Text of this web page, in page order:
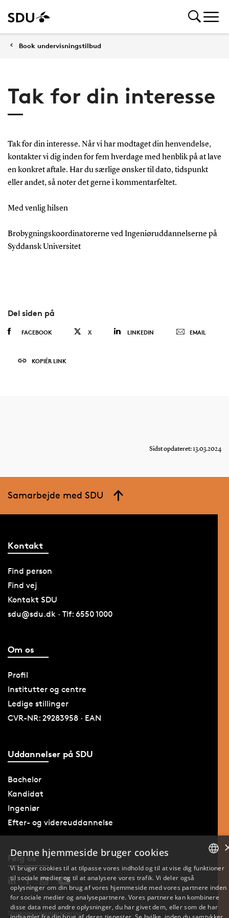
Book undervisningstilbud
Tak for din interesse
Tak for din interesse. Når vi har modtaget din henvendelse,
kontakter vi dig inden for fem hverdage med henblik på at lave
en konkret aftale. Har du særlige ønsker til dato, tidspunkt
eller andet, så noter det gerne i kommentarfeltet.
Med venlig hilsen
Brobygningskoordinatorerne ved Ingeniøruddannelserne på
Syddansk Universitet
Del siden på
FACEBOOK X LINKEDIN EMAIL
KOPIÉR LINK
Sidst opdateret: 13.03.2024
Samarbejde med SDU
Kontakt
Find person
Find vej
Kontakt SDU
sdu@sdu.dk · Tlf: 6550 1000
Om os
Profil
Institutter og centre
Ledige stillinger
CVR-NR: 29283958 · EAN
Uddannelser på SDU
Bachelor
Kandidat
Ingeniør
Efter- og videreuddannelse
Følg os
Tilgængelighedserklæring
ENGLISH
Denne hjemmeside bruger cookies
Vi bruger cookies til at tilpasse vores indhold og til at vise dig funktioner
til sociale medier og til at analysere vores trafik. Vi deler også
oplysninger om din brug af vores hjemmeside med vores partnere inden
for sociale medier og analysepartnere. Vores partnere kan kombinere
disse data med andre oplysninger, du har givet dem, eller som de har